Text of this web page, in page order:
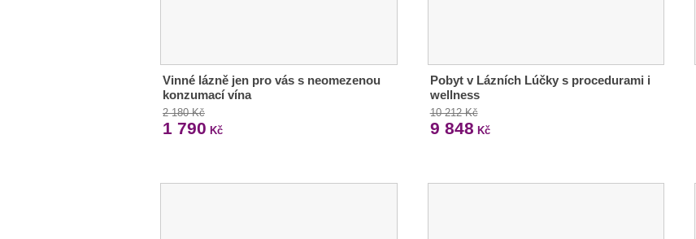
Vinné lázně jen pro vás s neomezenou
konzumací vína
2 180 Kč
1 790 Kč
Pobyt v Lázních Lúčky s procedurami i
wellness
10 212 Kč
9 848 Kč